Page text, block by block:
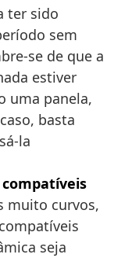
ter sido
sem
se de que a
estiver
uma panela,
basta
la
muito curvos,
seja